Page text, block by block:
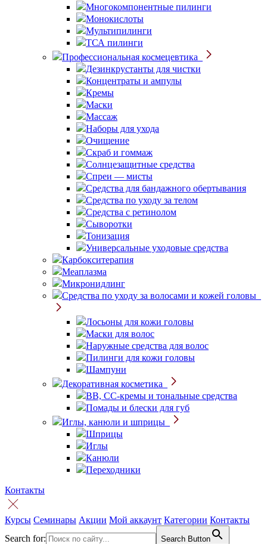
Многокомпонентные пилинги
Монокислоты
Мультипилинги
ТСА пилинги
Профессиональная космецевтика
Дезинкрустанты для чистки
Концентраты и ампулы
Кремы
Маски
Массаж
Наборы для ухода
Очищение
Скраб и гоммаж
Солнцезащитные средства
Спреи — мисты
Средства для бандажного обертывания
Средства по уходу за телом
Средства с ретинолом
Сыворотки
Тонизация
Универсальные уходовые средства
Карбокситерапия
Меаплазма
Микронидлинг
Средства по уходу за волосами и кожей головы
Лосьоны для кожи головы
Маски для волос
Наружные средства для волос
Пилинги для кожи головы
Шампуни
Декоративная косметика
BB, CC-кремы и тональные средства
Помады и блески для губ
Иглы, канюли и шприцы
Шприцы
Иглы
Канюли
Переходники
Контакты
Курсы Семинары Акции Мой аккаунт Категории Контакты
Search for:
Search Button